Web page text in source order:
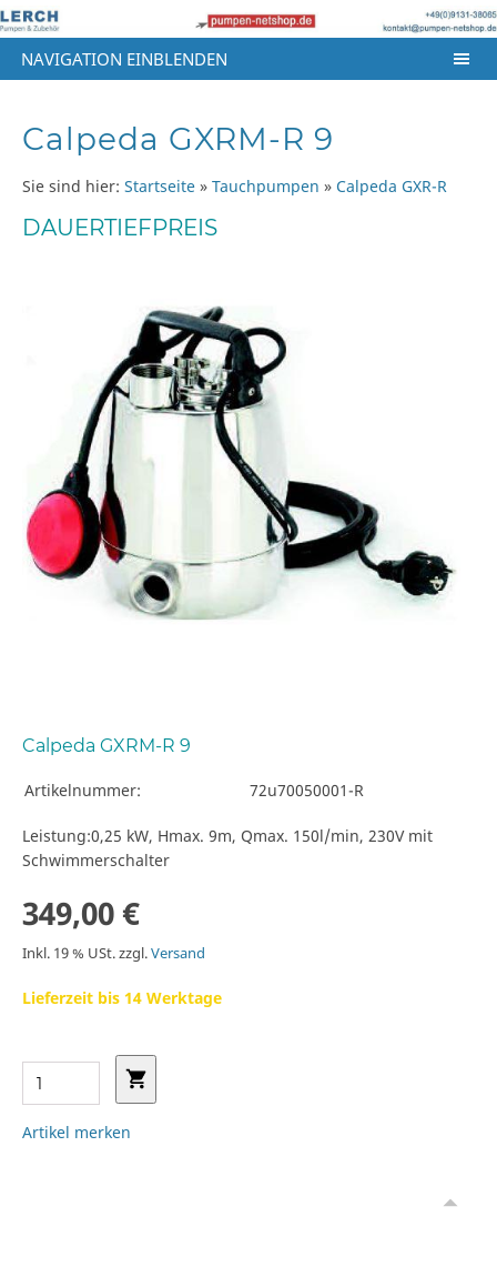
NAVIGATION EINBLENDEN
Calpeda GXRM-R 9
Sie sind hier: Startseite » Tauchpumpen » Calpeda GXR-R
DAUERTIEFPREIS
Calpeda GXRM-R 9
Artikelnummer: 72u70050001-R
Leistung:0,25 kW, Hmax. 9m, Qmax. 150l/min, 230V mit
Schwimmerschalter
349,00 €
Inkl. 19 % USt. zzgl.Versand
Lieferzeit bis 14 Werktage
Artikel merken